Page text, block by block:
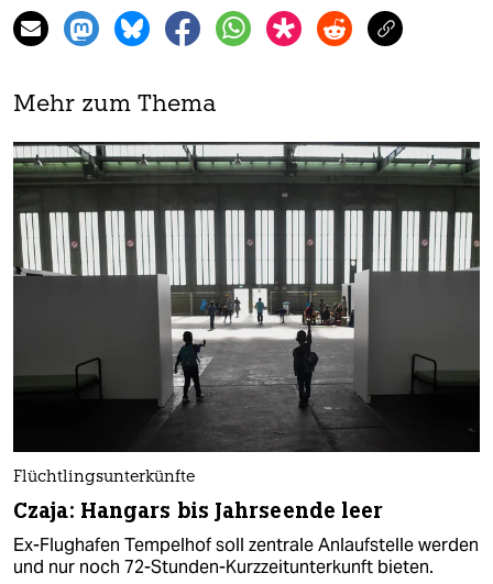
Mehr zum Thema
Flüchtlingsunterkünfte
Czaja: Hangars bis Jahrseende leer
Ex-Flughafen Tempelhof soll zentrale Anlaufstelle werden
und nur noch 72-Stunden-Kurzzeitunterkunft bieten.